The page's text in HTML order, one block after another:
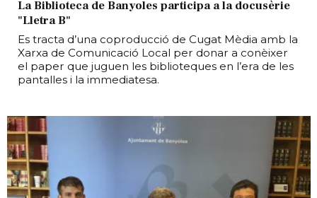
La Biblioteca de Banyoles participa a la docusèrie
"Lletra B"
Es tracta d’una coproducció de Cugat Mèdia amb la
Xarxa de Comunicació Local per donar a conèixer
el paper que juguen les biblioteques en l’era de les
pantalles i la immediatesa.